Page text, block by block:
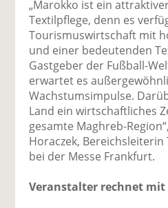
„Marokko ist ein
Textilpflege, denn es
Tourismuswirtschaft mit
und einer bedeutenden
Gastgeber der Fußball-
erwartet es
Wachstumsimpulse.
Land ein wirtschaftliches
gesamte Maghreb-
Horaczek, Bereichsleiterin
bei der Messe Frankfurt.
Veranstalter rechnet mit